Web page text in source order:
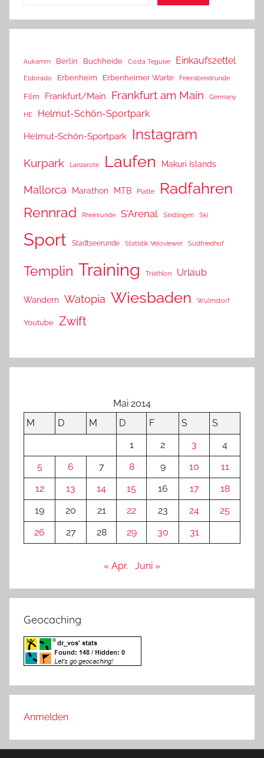
Aukamm Berlin Buchheide Costa Teguise Einkaufszettel
Eldorado Erbenheim Erbenheimer Warte Feierabendrunde
Film Frankfurt/Main Frankfurt am Main Germany
HE Helmut-Schön-Sportpark
Helmut-Schön-Sportpark Instagram
Kurpark Lanzarote Laufen Makuri Islands
Mallorca Marathon MTB Platte Radfahren
Rennrad Rheinrunde S'Arenal Sindlingen Ski
Sport Stadtseerunde Statistik Veloviewer Südfriedhof
Templin Training Triathlon Urlaub
Wandern Watopia Wiesbaden Wulmstorf
Youtube Zwift
Mai 2014
M
D M D F S
S
1
2 3
4
5
6 7 8 9 10
11
12
13 14 15 16 17
18
19
20 21 22 23 24
25
26
27 28 29 30 31
« Apr. Juni »
Geocaching
Anmelden